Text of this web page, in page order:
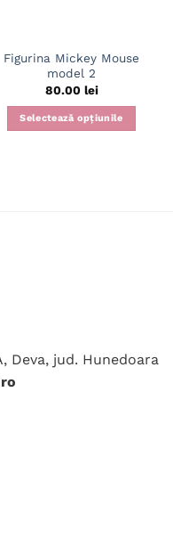
Figurina Mickey Mouse
model 2
80.00 lei
Selectează opțiunile
produsului.
Deva, jud. Hunedoara